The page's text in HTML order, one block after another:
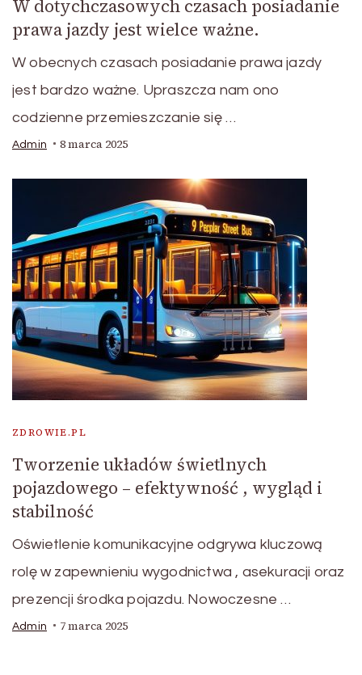
W dotychczasowych czasach posiadanie
prawa jazdy jest wielce ważne.
W obecnych czasach posiadanie prawa jazdy
jest bardzo ważne. Upraszcza nam ono
codzienne przemieszczanie się …
Admin 8 marca 2025
ZDROWIE.PL
Tworzenie układów świetlnych
pojazdowego – efektywność , wygląd i
stabilność
Oświetlenie komunikacyjne odgrywa kluczową
rolę w zapewnieniu wygodnictwa , asekuracji oraz
prezencji środka pojazdu. Nowoczesne …
Admin 7 marca 2025